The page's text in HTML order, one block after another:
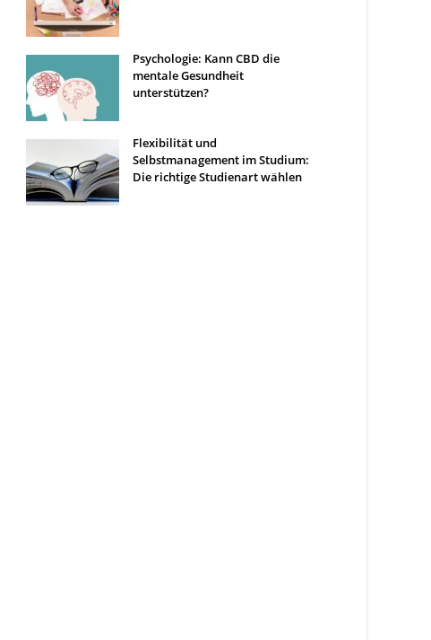
Psychologie: Kann CBD die
mentale Gesundheit
unterstützen?
Flexibilität und
Selbstmanagement im Studium:
Die richtige Studienart wählen